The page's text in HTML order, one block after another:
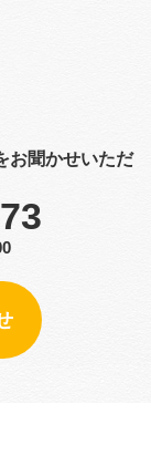
お聞かせいただ